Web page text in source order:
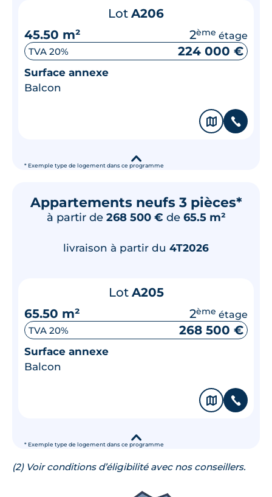
* Exemple type de logement dans ce programme
Lot A206
45.50 m²
2ème étage
TVA 20% 224 000 €
Surface annexe
Balcon
🗞 📞
▾
Appartements neufs 3 pièces*
à partir de 268 500 € de 65.5 m²
* Exemple type de logement dans ce programme
livraison à partir du 4T2026
Lot A205
65.50 m²
2ème étage
TVA 20% 268 500 €
Surface annexe
Balcon
🗞 📞
▾
(2) Voir conditions d’éligibilité avec nos conseillers.